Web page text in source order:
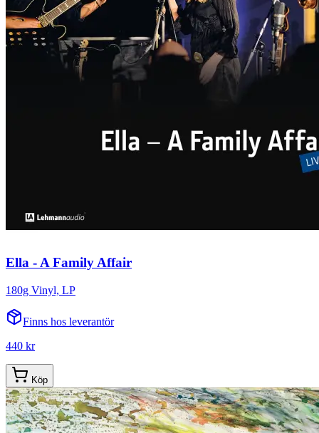
Ella - A Family Affair
180g Vinyl, LP
Finns hos leverantör
440 kr
Köp